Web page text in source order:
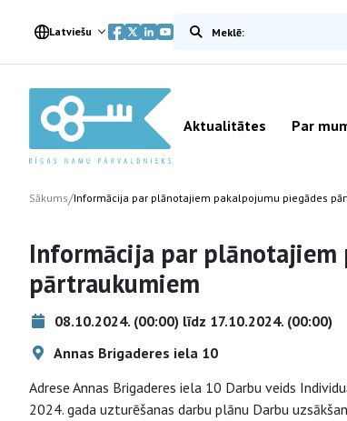
Latviešu Meklēt vietnē
Aktualitātes Par
Sākums/Informācija par plānotajiem pakalpojumu piegādes
Informācija par plānotajiem
pārtraukumiem
08.10.2024. (00:00) līdz 17.10.2024. (00:00)
Annas Brigaderes iela 10
Adrese Annas Brigaderes iela 10 Darbu veids
2024. gada uzturēšanas darbu plānu Darbu